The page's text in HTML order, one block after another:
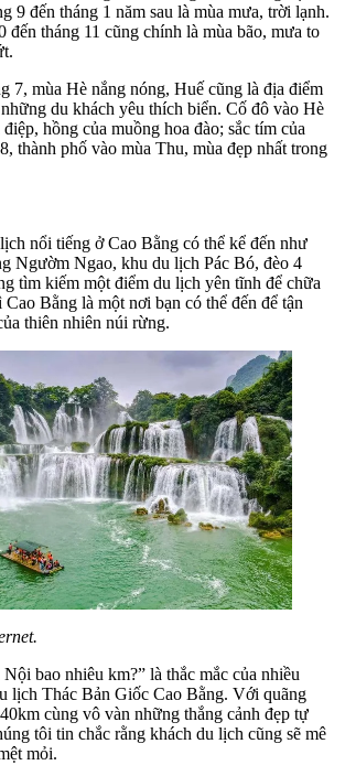
9 đến tháng 1 năm sau là mùa mưa, trời lạnh.
đến tháng 11 cũng chính là mùa bão, mưa to
7, mùa Hè nắng nóng, Huế cũng là địa điểm
du khách yêu thích biển. Cố đô vào Hè
hồng của muồng hoa đào; sắc tím của
thành phố vào mùa Thu, mùa đẹp nhất trong
nổi tiếng ở Cao Bằng có thể kể đến như
Ngườm Ngao, khu du lịch Pác Bó, đèo 4
tìm kiếm một điểm du lịch yên tĩnh để chữa
Bằng là một nơi bạn có thể đến để tận
thiên nhiên núi rừng.
bao nhiêu km?” là thắc mắc của nhiều
lịch Thác Bản Giốc Cao Bằng. Với quãng
cùng vô vàn những thắng cảnh đẹp tự
tôi tin chắc rằng khách du lịch cũng sẽ mê
mỏi.